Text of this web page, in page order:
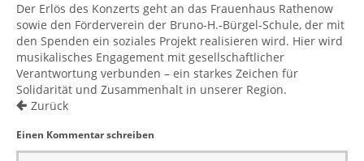
Der Erlös des Konzerts geht an das Frauenhaus Rathenow
sowie den Förderverein der Bruno-H.-Bürgel-Schule, der mit
den Spenden ein soziales Projekt realisieren wird. Hier wird
musikalisches Engagement mit gesellschaftlicher
Verantwortung verbunden – ein starkes Zeichen für
Solidarität und Zusammenhalt in unserer Region.
Zurück
Einen Kommentar schreiben